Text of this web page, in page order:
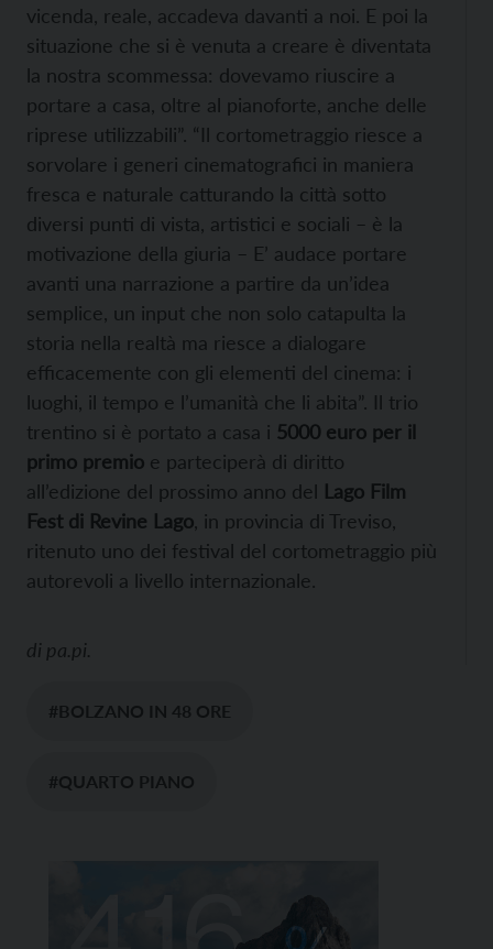
vicenda, reale, accadeva davanti a noi. E poi la
situazione che si è venuta a creare è diventata
la nostra scommessa: dovevamo riuscire a
portare a casa, oltre al pianoforte, anche delle
riprese utilizzabili”. “Il cortometraggio riesce a
sorvolare i generi cinematografici in maniera
fresca e naturale catturando la città sotto
diversi punti di vista, artistici e sociali – è la
motivazione della giuria – E’ audace portare
avanti una narrazione a partire da un’idea
semplice, un input che non solo catapulta la
storia nella realtà ma riesce a dialogare
efficacemente con gli elementi del cinema: i
luoghi, il tempo e l’umanità che li abita”. Il trio
trentino si è portato a casa i 5000 euro per il
primo premio e parteciperà di diritto
all’edizione del prossimo anno del Lago Film
Fest di Revine Lago , in provincia di Treviso,
ritenuto uno dei festival del cortometraggio più
autorevoli a livello internazionale.
di pa.pi.
#BOLZANO IN 48 ORE
#QUARTO PIANO